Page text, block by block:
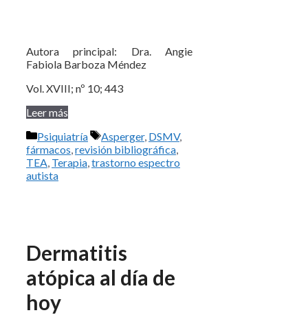
Autora principal: Dra. Angie
Fabiola Barboza Méndez
Vol. XVIII; nº 10; 443
Leer más
Categorías
Psiquiatría Etiquetas
Asperger, DSMV,
fármacos,revisión bibliográfica,
TEA, Terapia,trastorno espectro
autista
Dermatitis
atópica al día de
hoy